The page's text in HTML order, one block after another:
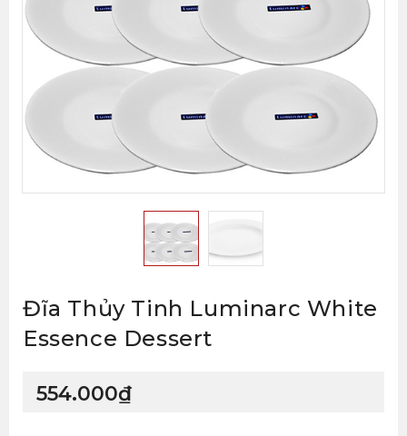
Đĩa Thủy Tinh Luminarc White
Essence Dessert
554.000₫